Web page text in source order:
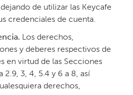
de utilizar las Keycafe
credenciales de cuenta.
Los derechos,
y deberes respectivos de
en virtud de las Secciones
2.9, 3, 4, 5.4 y 6 a 8, así
derechos,